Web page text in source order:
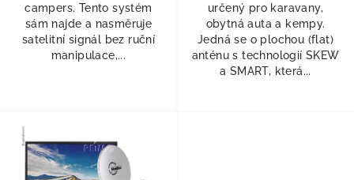
campers. Tento systém
sám najde a nasměruje
satelitní signál bez ruční
manipulace,...
určený pro karavany,
obytná auta a kempy.
Jedná se o plochou (flat)
anténu s technologií SKEW
a SMART, která...